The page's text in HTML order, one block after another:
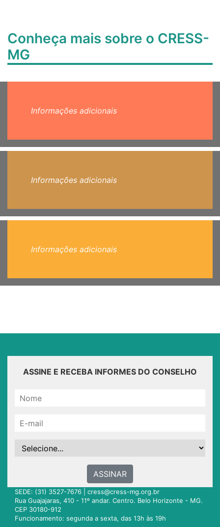
Conheça mais sobre o CRESS-
MG
Informações adicionais
Informações adicionais
Informações adicionais
ASSINE E RECEBA INFORMES DO CONSELHO
ASSINAR
SEDE: (31) 3527-7676 | cress@cress-mg.org.br
Rua Guajajaras, 410 - 11º andar. Centro. Belo Horizonte - MG.
CEP 30180-912
Funcionamento: segunda a sexta, das 13h às 19h